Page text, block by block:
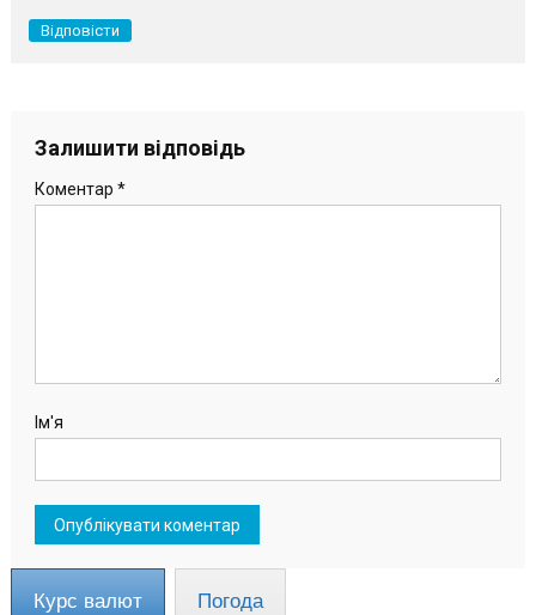
Відповісти
Залишити відповідь
Коментар *
Ім'я
Курс валют Погода